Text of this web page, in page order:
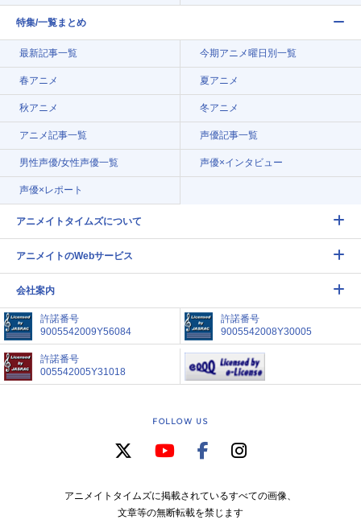
特集/一覧まとめ
最新記事一覧 今期アニメ曜日別一覧
春アニメ 夏アニメ
秋アニメ 冬アニメ
アニメ記事一覧 声優記事一覧
男性声優/女性声優一覧 声優×インタビュー
声優×レポート
アニメイトタイムズについて
アニメイトのWebサービス
会社案内
許諾番号
9005542009Y56084
許諾番号
9005542008Y30005
許諾番号
005542005Y31018
FOLLOW US
アニメイトタイムズに掲載されているすべての画像、
文章等の無断転載を禁じます